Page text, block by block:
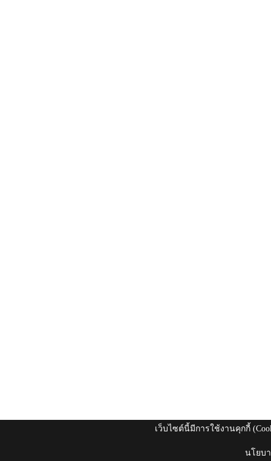
เว็บไซต์นี้มีการใช้งานคุกกี้
นโยบ